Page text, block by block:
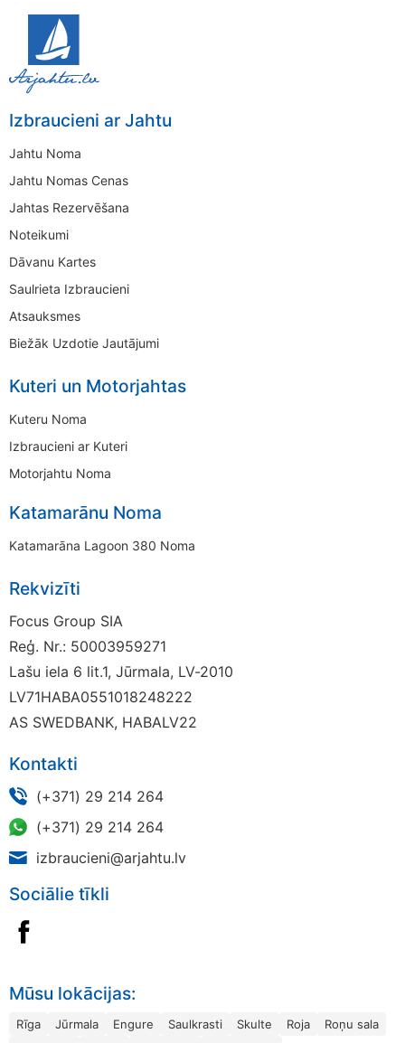
Izbraucieni ar Jahtu
Jahtu Noma
Jahtu Nomas Cenas
Jahtas Rezervēšana
Noteikumi
Dāvanu Kartes
Saulrieta Izbraucieni
Atsauksmes
Biežāk Uzdotie Jautājumi
Kuteri un Motorjahtas
Kuteru Noma
Izbraucieni ar Kuteri
Motorjahtu Noma
Katamarānu Noma
Katamarāna Lagoon 380 Noma
Rekvizīti
Focus Group SIA
Reģ. Nr.: 50003959271
Lašu iela 6 lit.1, Jūrmala, LV-2010
LV71HABA0551018248222
AS SWEDBANK, HABALV22
Kontakti
(+371) 29 214 264
(+371) 29 214 264
izbraucieni@arjahtu.lv
Sociālie tīkli
Mūsu lokācijas:
Rīga Jūrmala Engure Saulkrasti Skulte Roja
Roņu sala